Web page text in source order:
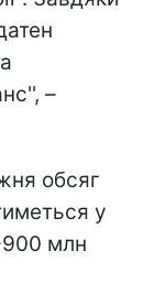
–
обсяг
у
млн